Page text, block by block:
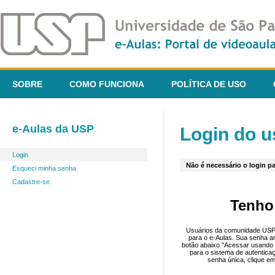
SOBRE COMO FUNCIONA POLÍTICA DE USO
e-Aulas da USP
Login
Esqueci minha senha
Cadastre-se
Login do
Não é necessário o login
Usuários da comunidade
para o e-Aulas. Sua senha
botão abaixo "Acessar
para o sistema de
senha única, clique